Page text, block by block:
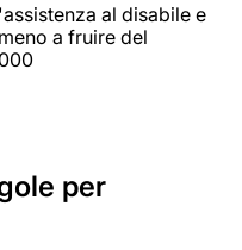
al disabile e
a fruire del
per